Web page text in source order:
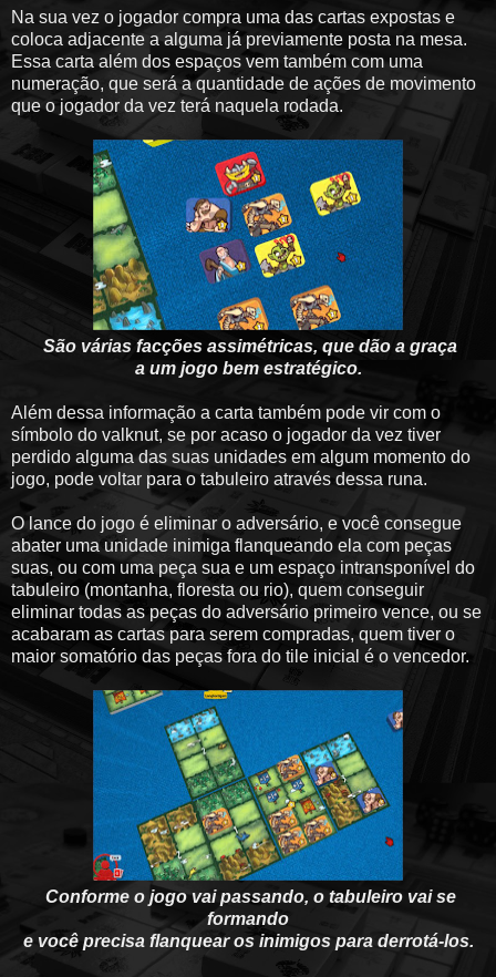
Na sua vez o jogador compra uma das cartas expostas e
coloca adjacente a alguma já previamente posta na mesa.
Essa carta além dos espaços vem também com uma
numeração, que será a quantidade de ações de movimento
que o jogador da vez terá naquela rodada.
São várias facções assimétricas, que dão a graça
a um jogo bem estratégico.
Além dessa informação a carta também pode vir com o
símbolo do valknut, se por acaso o jogador da vez tiver
perdido alguma das suas unidades em algum momento do
jogo, pode voltar para o tabuleiro através dessa runa.
O lance do jogo é eliminar o adversário, e você consegue
abater uma unidade inimiga flanqueando ela com peças
suas, ou com uma peça sua e um espaço intransponível do
tabuleiro (montanha, floresta ou rio), quem conseguir
eliminar todas as peças do adversário primeiro vence, ou se
acabaram as cartas para serem compradas, quem tiver o
maior somatório das peças fora do tile inicial é o vencedor.
Conforme o jogo vai passando, o tabuleiro vai se
formando
e você precisa flanquear os inimigos para derrotá-los.